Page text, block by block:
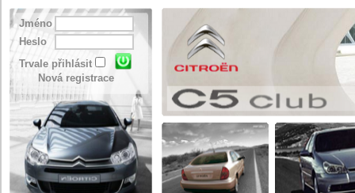
Jméno
Heslo
Trvale přihlásit
Nová registrace